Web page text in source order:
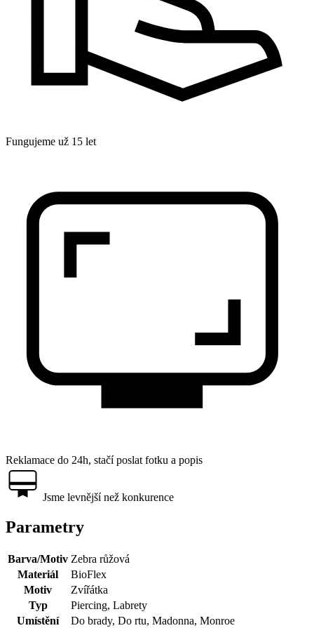
Fungujeme už 15 let
Reklamace do 24h, stačí poslat fotku a popis
Jsme levnější než konkurence
Parametry
Barva/Motiv Zebra růžová
Materiál
BioFlex
Motiv
Zvířátka
Typ
Piercing, Labrety
Umístění
Do brady, Do rtu, Madonna, Monroe